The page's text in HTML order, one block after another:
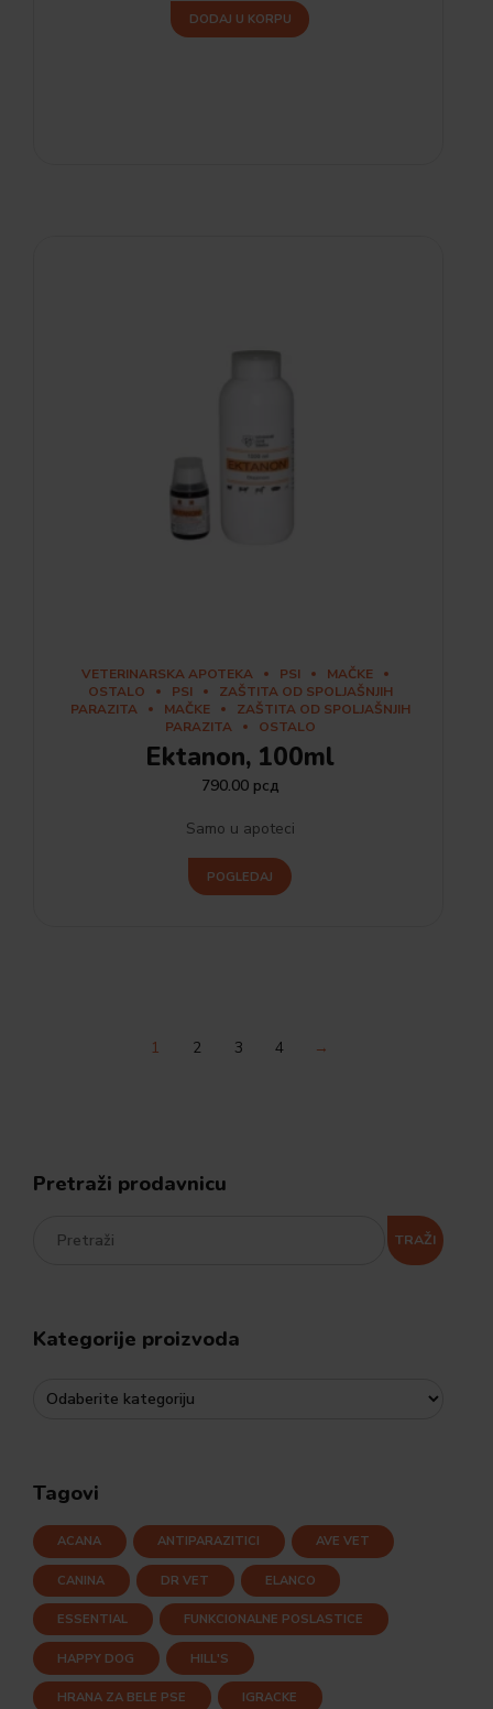
DODAJ U KORPU
VETERINARSKA APOTEKA PSI
MAČKE
OSTALO
PSI
ZAŠTITA OD SPOLJAŠNJIH
PARAZITA
MAČKE
ZAŠTITA OD SPOLJAŠNJIH
PARAZITA
OSTALO
Ektanon, 100ml
790.00 рсд
Samo u apoteci
POGLEDAJ
1 2 3 4 →
Pretraži prodavnicu
TRAŽI
Kategorije proizvoda
Tagovi
ACANA ANTIPARAZITICI AVE VET
CANINA DR VET ELANCO
ESSENTIAL FUNKCIONALNE POSLASTICE
HAPPY DOG HILL'S
HRANA ZA BELE PSE IGRACKE